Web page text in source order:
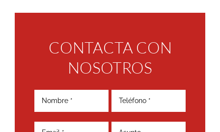
CONTACTA CON
NOSOTROS